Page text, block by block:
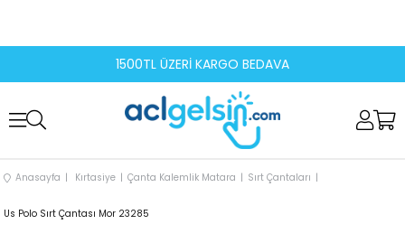
1500TL ÜZERİ KARGO BEDAVA
Anasayfa Kırtasiye Çanta Kalemlik Matara Sırt Çantaları
Us Polo Sırt Çantası Mor 23285